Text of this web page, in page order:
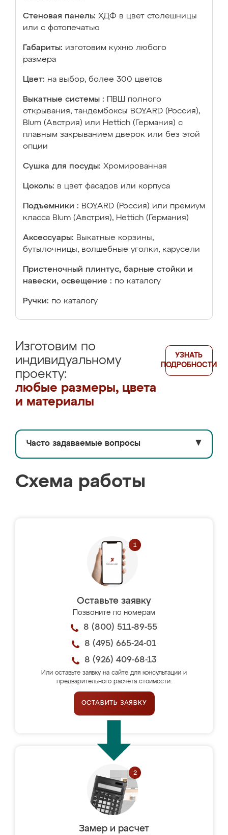
Стеновая панель: ХДФ в цвет столешницы
или с фотопечатью
Габариты: изготовим кухню любого
размера
Цвет: на выбор, более 300 цветов
Выкатные системы :
ПВШ полного
открывания, тандембоксы BOYARD (Россия),
Blum (Австрия) или Hettich (Германия) с
плавным закрыванием дверок или без этой
опции
Сушка для посуды: Хромированная
Цоколь: в цвет фасадов или корпуса
Подъемники : BOYARD (Россия) или премиум
класса Blum (Австрия), Hettich (Германия)
Аксессуары: Выкатные корзины,
бутылочницы, волшебные уголки, карусели
Пристеночный плинтус, барные стойки и
навески, освещение : по каталогу
Ручки: по каталогу
Изготовим по
индивидуальному
проекту:
любые размеры, цвета
и материалы
УЗНАТЬ
ПОДРОБНОСТИ
Часто задаваемые вопросы ▼
Схема работы
Оставьте заявку
Позвоните по номерам
8 (800) 511-89-55
8 (495) 665-24-01
8 (926) 409-68-13
Или оставьте заявку на сайте для консультации и
предварительного расчёта стоимости.
ОСТАВИТЬ ЗАЯВКУ
Замер и расчет